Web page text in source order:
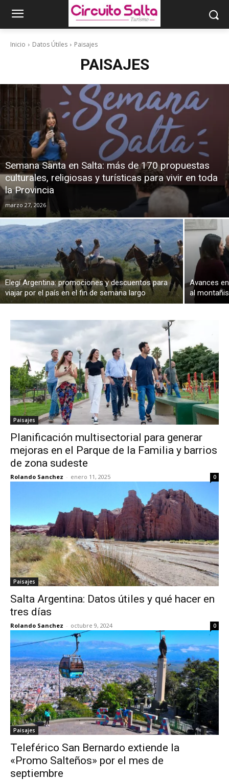
Inicio Datos Útiles Paisajes
PAISAJES
Semana Santa en Salta: más de 170 propuestas
culturales, religiosas y turísticas para vivir en toda
la Provincia
marzo 27, 2026
Elegí Argentina: promociones y descuentos para
viajar por el país en el fin de semana largo
Avances
al
Paisajes
Planificación multisectorial para generar
mejoras en el Parque de la Familia y barrios
de zona sudeste
Rolando Sanchez - enero 11, 2025 0
Paisajes
Salta Argentina: Datos útiles y qué hacer en
tres días
Rolando Sanchez - octubre 9, 2024 0
Paisajes
Teleférico San Bernardo extiende la
«Promo Salteños» por el mes de
septiembre